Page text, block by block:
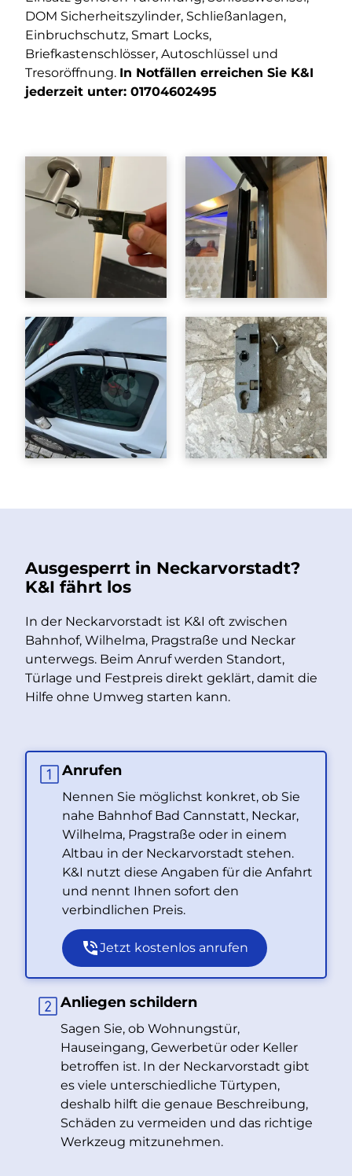
DOM Sicherheitszylinder, Schließanlagen,
Einbruchschutz, Smart Locks,
Briefkastenschlösser, Autoschlüssel und
Tresoröffnung. In Notfällen erreichen Sie K&I
jederzeit unter:01704602495
Ausgesperrt in Neckarvorstadt?
K&I fährt los
In der Neckarvorstadt ist K&I oft zwischen
Bahnhof, Wilhelma, Pragstraße und Neckar
unterwegs. Beim Anruf werden Standort,
Türlage und Festpreis direkt geklärt, damit die
Hilfe ohne Umweg starten kann.
Anrufen
Nennen Sie möglichst konkret, ob Sie
nahe Bahnhof Bad Cannstatt, Neckar,
Wilhelma, Pragstraße oder in einem
Altbau in der Neckarvorstadt stehen.
K&I nutzt diese Angaben für die Anfahrt
und nennt Ihnen sofort den
verbindlichen Preis.
Jetzt kostenlos anrufen
Anliegen schildern
Sagen Sie, ob Wohnungstür,
Hauseingang, Gewerbetür oder Keller
betroffen ist. In der Neckarvorstadt gibt
es viele unterschiedliche Türtypen,
deshalb hilft die genaue Beschreibung,
Schäden zu vermeiden und das richtige
Werkzeug mitzunehmen.